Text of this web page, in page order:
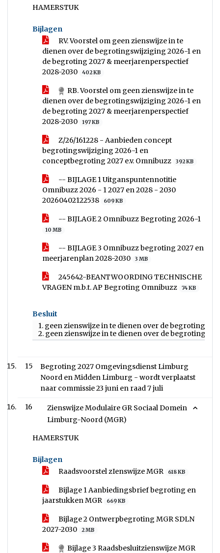
HAMERSTUK
Bijlagen
RV. Voorstel om geen zienswijze in te
dienen over de begrotingswijziging 2026-1 en
de begroting 2027 & meerjarenperspectief
2028-2030
402 KB
RB. Voorstel om geen zienswijze in te
dienen over de begrotingswijziging 2026-1 en
de begroting 2027 & meerjarenperspectief
2028-2030
197 KB
Z/26/161228 - Aanbieden concept
begrotingswijziging 2026-1 en
conceptbegroting 2027 e.v. Omnibuzz
392 KB
-- BIJLAGE 1 Uitganspuntennotitie
Omnibuzz 2026 - 1 2027 en 2028 - 2030
20260402122538
609 KB
-- BIJLAGE 2 Omnibuzz Begroting 2026-1
10 MB
-- BIJLAGE 3 Omnibuzz begroting 2027 en
meerjarenplan 2028-2030
3 MB
245642-BEANTWOORDING TECHNISCHE
VRAGEN m.b.t. AP Begroting Omnibuzz
74 KB
Besluit
1. geen zienswijze in te dienen over de
2. geen zienswijze in te dienen over de begroting
15
Begroting 2027 Omgevingsdienst Limburg
Noord en Midden Limburg - wordt verplaatst
naar commissie 23 juni en raad 7 juli
16
Zienswijze Modulaire GR Sociaal Domein
Limburg-Noord (MGR)
HAMERSTUK
Bijlagen
Raadsvoorstel zIenswijze MGR
618 KB
Bijlage 1 Aanbiedingsbrief begroting en
jaarstukken MGR
669 KB
Bijlage 2 Ontwerpbegroting MGR SDLN
2027-2030
2 MB
Bijlage 3 Raadsbesluitzienswijze MGR